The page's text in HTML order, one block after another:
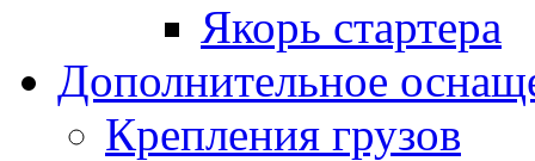
Якорь стартера
Дополнительное
Крепления грузов